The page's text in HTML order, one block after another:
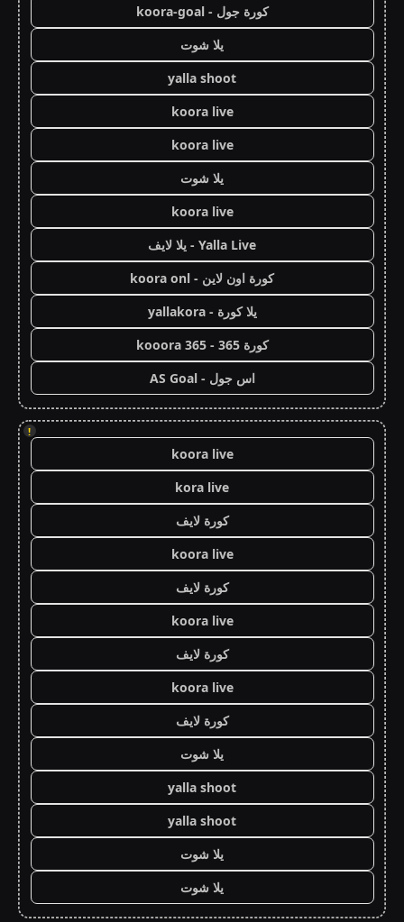
كورة جول - koora-goal
يلا شوت
yalla shoot
koora live
koora live
يلا شوت
koora live
Yalla Live - يلا لايف
كورة اون لاين - koora onl
يلا كورة - yallakora
كورة 365 - kooora 365
اس جول - AS Goal
!
koora live
kora live
كورة لايف
koora live
كورة لايف
koora live
كورة لايف
koora live
كورة لايف
يلا شوت
yalla shoot
yalla shoot
يلا شوت
يلا شوت